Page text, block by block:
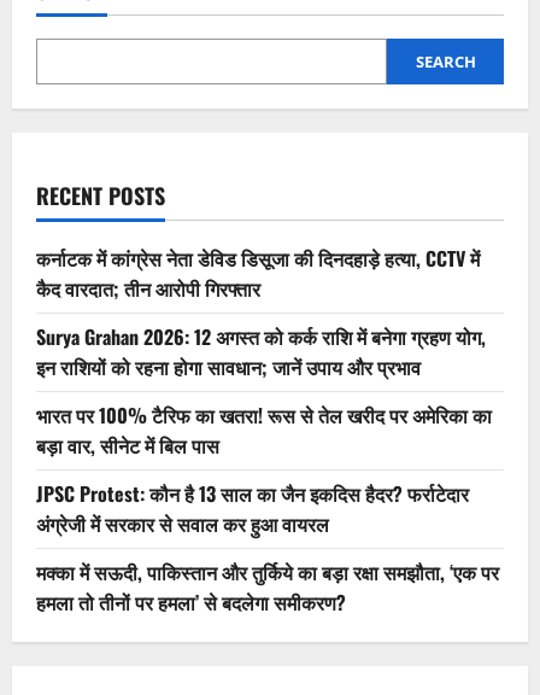
ओबीसी
महारैली
अमित
ने
SEARCH
RECENT POSTS
कर्नाटक में कांग्रेस नेता डेविड डिसूजा की दिनदहाड़े हत्या, CCTV में
कैद वारदात; तीन आरोपी गिरफ्तार
Surya Grahan 2026: 12 अगस्त को कर्क राशि में बनेगा ग्रहण योग,
इन राशियों को रहना होगा सावधान; जानें उपाय और प्रभाव
भारत पर 100% टैरिफ का खतरा! रूस से तेल खरीद पर अमेरिका का
बड़ा वार, सीनेट में बिल पास
JPSC Protest: कौन है 13 साल का जैन इकदिस हैदर? फर्राटेदार
अंग्रेजी में सरकार से सवाल कर हुआ वायरल
मक्का में सऊदी, पाकिस्तान और तुर्किये का बड़ा रक्षा समझौता, ‘एक पर
हमला तो तीनों पर हमला’ से बदलेगा समीकरण?